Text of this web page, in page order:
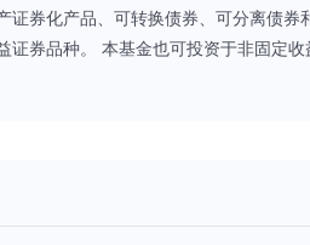
券化产品、可转换债券、可分离债券
券品种。 本基金也可投资于非固定
资产，但可以参与一级市场新股申购
的0%—20%；在开放期间，投资于固